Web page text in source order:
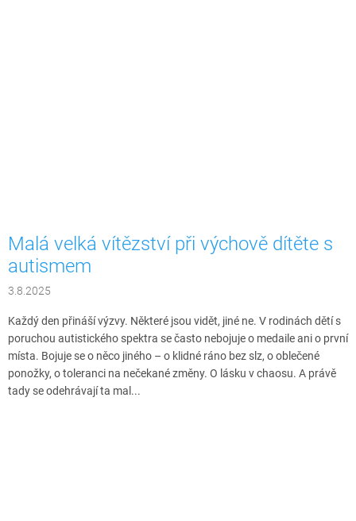
Malá velká vítězství při výchově dítěte s
autismem
3.8.2025
Každý den přináší výzvy. Některé jsou vidět, jiné ne. V rodinách dětí s
poruchou autistického spektra se často nebojuje o medaile ani o první
místa. Bojuje se o něco jiného – o klidné ráno bez slz, o oblečené
ponožky, o toleranci na nečekané změny. O lásku v chaosu. A právě
tady se odehrávají ta mal...